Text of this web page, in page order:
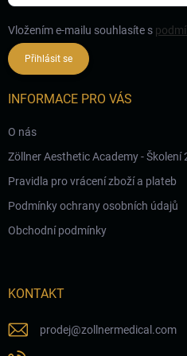
Vložením e-mailu souhlasíte s
Přihlásit se
INFORMACE PRO VÁS
O nás
Zöllner Aesthetic Academy - Školení
Pravidla pro vrácení zboží a plateb
Podmínky ochrany osobních údajů
Obchodní podmínky
KONTAKT
prodej@zollnermedical.com